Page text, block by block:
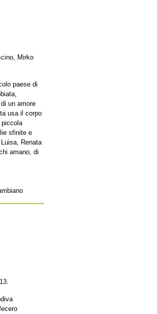
Mirko
paese di
un amore
usa il corpo
piccola
sfinite e
Renata
amano, di